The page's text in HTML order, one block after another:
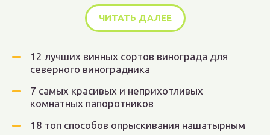
ЧИТАТЬ ДАЛЕЕ
12 лучших винных сортов винограда для
северного виноградника
7 самых красивых и неприхотливых
комнатных папоротников
18 топ способов опрыскивания нашатырным